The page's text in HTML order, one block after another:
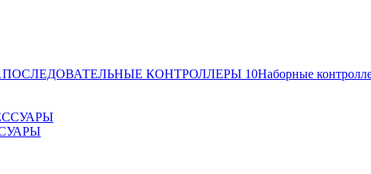
ПОСЛЕДОВАТЕЛЬНЫЕ КОНТРОЛЛЕРЫ 10Наборные